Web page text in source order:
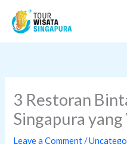
content
3 Restoran
Singapura
Leave a Comment /